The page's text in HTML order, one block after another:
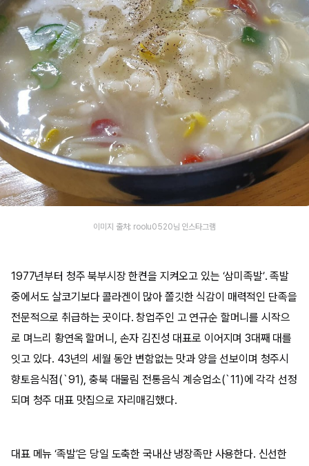
이미지 출처: roolu0520님 인스타그램
1977년부터 청주 북부시장 한켠을 지켜오고 있는 ‘삼미족발’. 족발
중에서도 살코기보다 콜라겐이 많아 쫄깃한 식감이 매력적인 단족을
전문적으로 취급하는 곳이다. 창업주인 고 연규순 할머니를 시작으
로 며느리 황연옥 할머니, 손자 김진성 대표로 이어지며 3대째 대를
잇고 있다. 43년의 세월 동안 변함없는 맛과 양을 선보이며 청주시
향토음식점(`91), 충북 대물림 전통음식 계승업소(`11)에 각각 선정
되며 청주 대표 맛집으로 자리매김했다.
대표 메뉴 ‘족발’은 당일 도축한 국내산 냉장족만 사용한다. 신선한